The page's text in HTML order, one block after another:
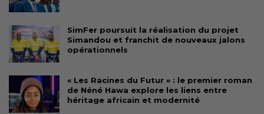
SimFer poursuit la réalisation du projet
Simandou et franchit de nouveaux jalons
opérationnels
« Les Racines du Futur » : le premier roman
de Néné Hawa explore les liens entre
héritage africain et modernité